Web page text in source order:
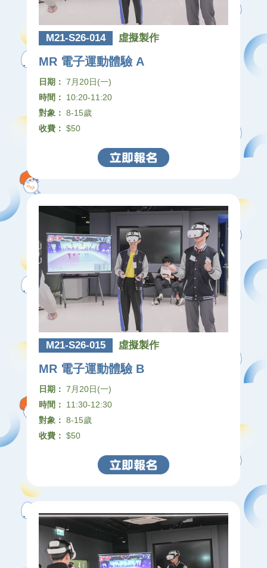
M21-S26-014 虛擬製作
MR 電子運動體驗 A
日期： 7月20日(一)
時間：
10:20-11:20
對象： 8-15歲
收費： $50
M21-S26-015 虛擬製作
MR 電子運動體驗 B
日期： 7月20日(一)
時間：
11:30-12:30
對象： 8-15歲
收費： $50